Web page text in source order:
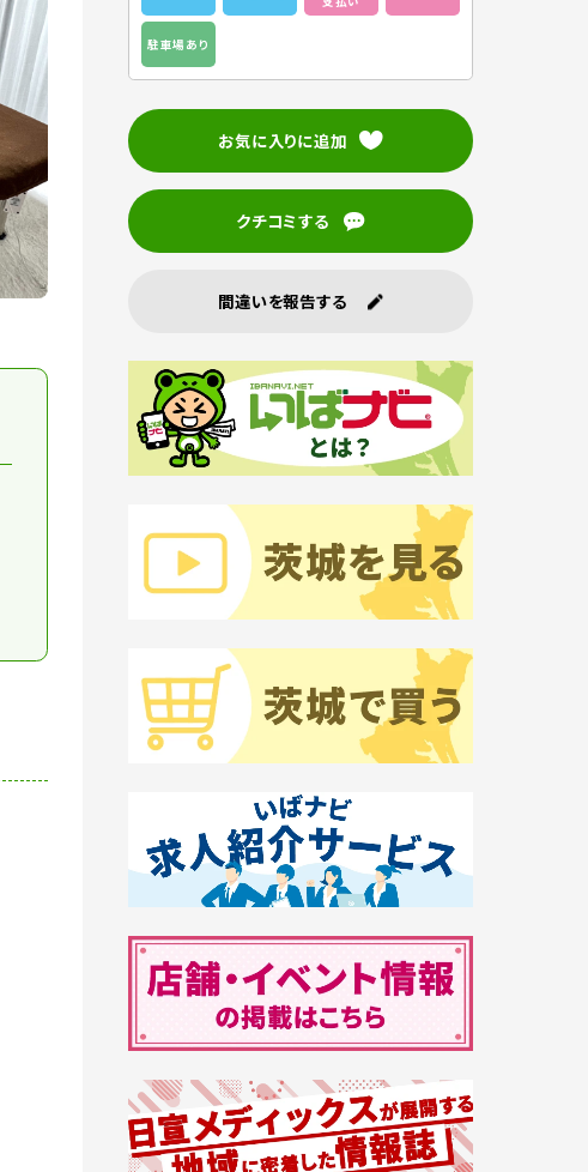
駐車場あり
お気に入りに追加
クチコミする
間違いを報告する